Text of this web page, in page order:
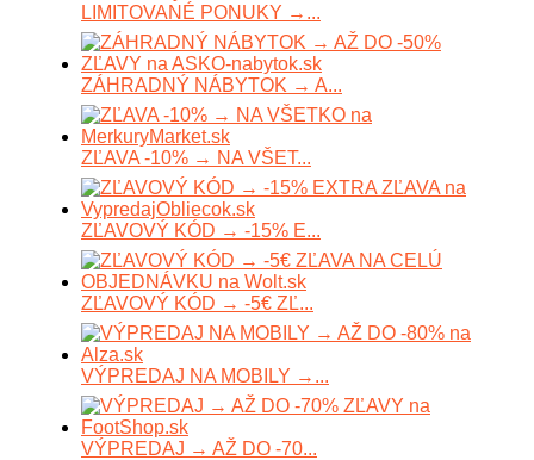
LIMITOVANÉ PONUKY →...
ZÁHRADNÝ NÁBYTOK → A...
ZĽAVA -10% → NA VŠET...
ZĽAVOVÝ KÓD → -15% E...
ZĽAVOVÝ KÓD → -5€ ZĽ...
VÝPREDAJ NA MOBILY →...
VÝPREDAJ → AŽ DO -70...